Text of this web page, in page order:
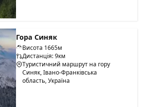
Гора Синяк
Висота 1665м
Дистанція: 9км
Туристичний маршрут на гору
Синяк, Івано-Франківська
область, Україна